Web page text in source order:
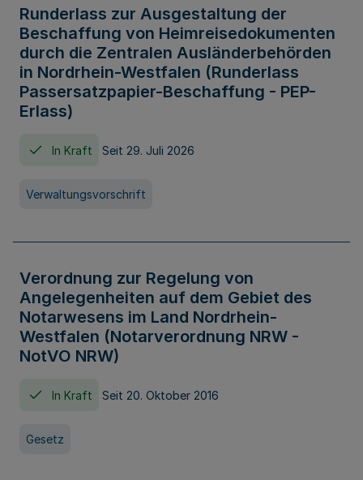
Runderlass zur Ausgestaltung der
Beschaffung von Heimreisedokumenten
durch die Zentralen Ausländerbehörden
in Nordrhein-Westfalen (Runderlass
Passersatzpapier-Beschaffung - PEP-
Erlass)
In Kraft Seit 29. Juli 2026
Verwaltungsvorschrift
Verordnung zur Regelung von
Angelegenheiten auf dem Gebiet des
Notarwesens im Land Nordrhein-
Westfalen (Notarverordnung NRW -
NotVO NRW)
In Kraft Seit 20. Oktober 2016
Gesetz